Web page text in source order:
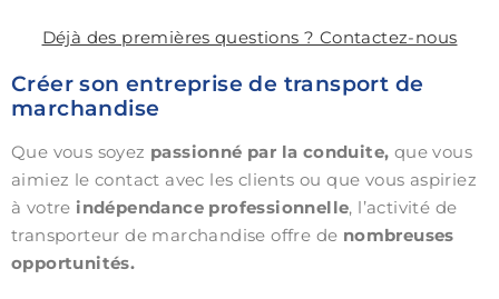
Déjà des premières questions ? Contactez-nous
Créer son entreprise de transport de
marchandise
Que vous soyez passionné par la conduite, que vous
aimiez le contact avec les clients ou que vous aspiriez
à votre indépendance professionnelle, l’activité de
transporteur de marchandise offre de nombreuses
opportunités.